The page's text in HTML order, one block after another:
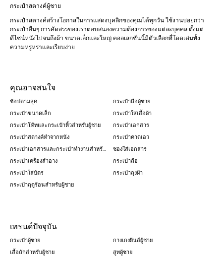
กระเป๋าสตางค์ผู้ชาย
กระเป๋าสตางค์สร้างโอกาสในการแสดงบุคลิกของคุณได้ทุกวัน ใช้งานบ่อยกว่า
กระเป๋าอื่นๆ การคัดสรรของเราตอบสนองความต้องการของแต่ละบุคคล ตั้งแต่
ดีไซน์หนังไปจนถึงผ้า ขนาดเล็กและใหญ่ คอลเลกชั่นนี้มีตัวเลือกที่โดดเด่นทั้ง
ความหรูหราและเรียบง่าย
คุณอาจสนใจ
ช้อปตามลุค
กระเป๋าถือผู้ชาย
กระเป๋าขนาดเล็ก
กระเป๋าใส่เสื้อผ้า
กระเป๋าโท้ทและกระเป๋าหิ้วสำหรับผู้ชาย
กระเป๋าเอกสาร
กระเป๋าสตางค์ทำจากหนัง
กระเป๋าคาดเอว
กระเป๋าเอกสารและกระเป๋าทำงานสำหรับผู้ชาย
ซองใส่เอกสาร
กระเป๋าเครื่องสำอาง
กระเป๋าถือ
กระเป๋าใส่บัตร
กระเป๋าถุงผ้า
กระเป๋าฤดูร้อนสำหรับผู้ชาย
เทรนด์ปัจจุบัน
กระเป๋าผู้ชาย
กางเกงยีนส์ผู้ชาย
เสื้อถักสำหรับผู้ชาย
สูทผู้ชาย